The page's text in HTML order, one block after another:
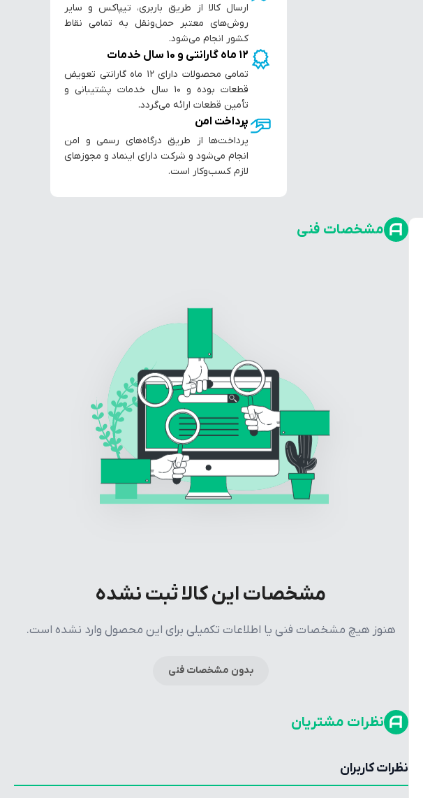
ارسال کالا از طریق باربری، تیپاکس و سایر
روش‌های معتبر حمل‌ونقل به تمامی نقاط
کشور انجام می‌شود.
۱۲ ماه گارانتی و ۱۰ سال خدمات
تمامی محصولات دارای ۱۲ ماه گارانتی تعویض
قطعات بوده و ۱۰ سال خدمات پشتیبانی و
تأمین قطعات ارائه می‌گردد.
پرداخت امن
پرداخت‌ها از طریق درگاه‌های رسمی و امن
انجام می‌شود و شرکت دارای اینماد و مجوزهای
لازم کسب‌وکار است.
مشخصات فنی
مشخصات این کالا ثبت نشده
هنوز هیچ مشخصات فنی یا اطلاعات تکمیلی برای این محصول وارد نشده است.
بدون مشخصات فنی
نظرات مشتریان
نظرات کاربران